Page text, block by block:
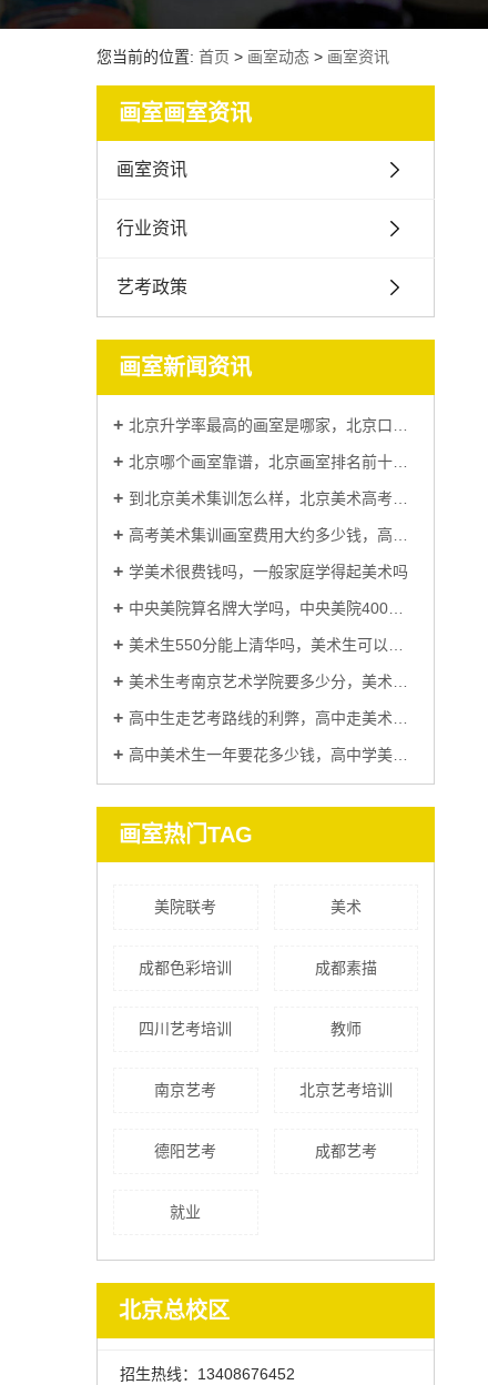
您当前的位置: 首页 > 画室动态 > 画室资讯
画室画室资讯
画室资讯
行业资讯
艺考政策
画室新闻资讯
北京升学率最高的画室是哪家，北京口碑比较好的画室排名
北京哪个画室靠谱，北京画室排名前十位哪个画室比较好
到北京美术集训怎么样，北京美术高考集训到底多少钱
高考美术集训画室费用大约多少钱，高考美术集训哪里比较好
学美术很费钱吗，一般家庭学得起美术吗
中央美院算名牌大学吗，中央美院400分能考上吗
美术生550分能上清华吗，美术生可以考清华大学吗
美术生考南京艺术学院要多少分，美术生最吃香的五大专业
高中生走艺考路线的利弊，高中走美术生有出路吗
高中美术生一年要花多少钱，高中学美术好还是学纯文化课好
画室热门TAG
美院联考 美术
成都色彩培训 成都素描
四川艺考培训 教师
南京艺考 北京艺考培训
德阳艺考 成都艺考
就业
北京总校区
招生热线：13408676452